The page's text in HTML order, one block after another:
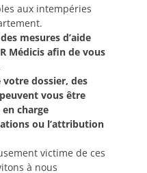
aux intempéries
mesures d’aide
Médicis afin de vous
votre dossier, des
vous être
charge
ou l’attribution
victime de ces
à nous